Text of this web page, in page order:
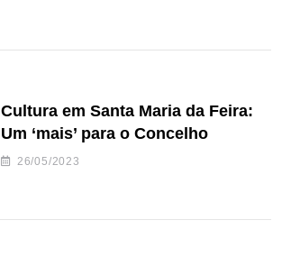
Cultura em Santa Maria da Feira:
Um ‘mais’ para o Concelho
26/05/2023